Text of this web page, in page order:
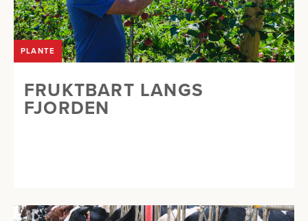
PLANTE
FRUKTBART LANGS
FJORDEN